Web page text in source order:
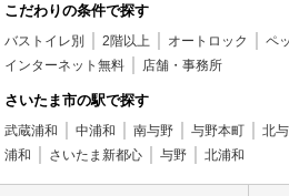
こだわりの条件で探す
バストイレ別 2階以上 オートロック ペ
インターネット無料
店舗・事務所
さいたま市の駅で探す
武蔵浦和 中浦和 南与野 与野本町 北
浦和
さいたま新都心 与野 北浦和